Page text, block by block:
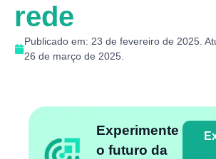
rede
Publicado em: 23 de fevereiro de 2025.
26 de março de 2025.
Experimente
o futuro da